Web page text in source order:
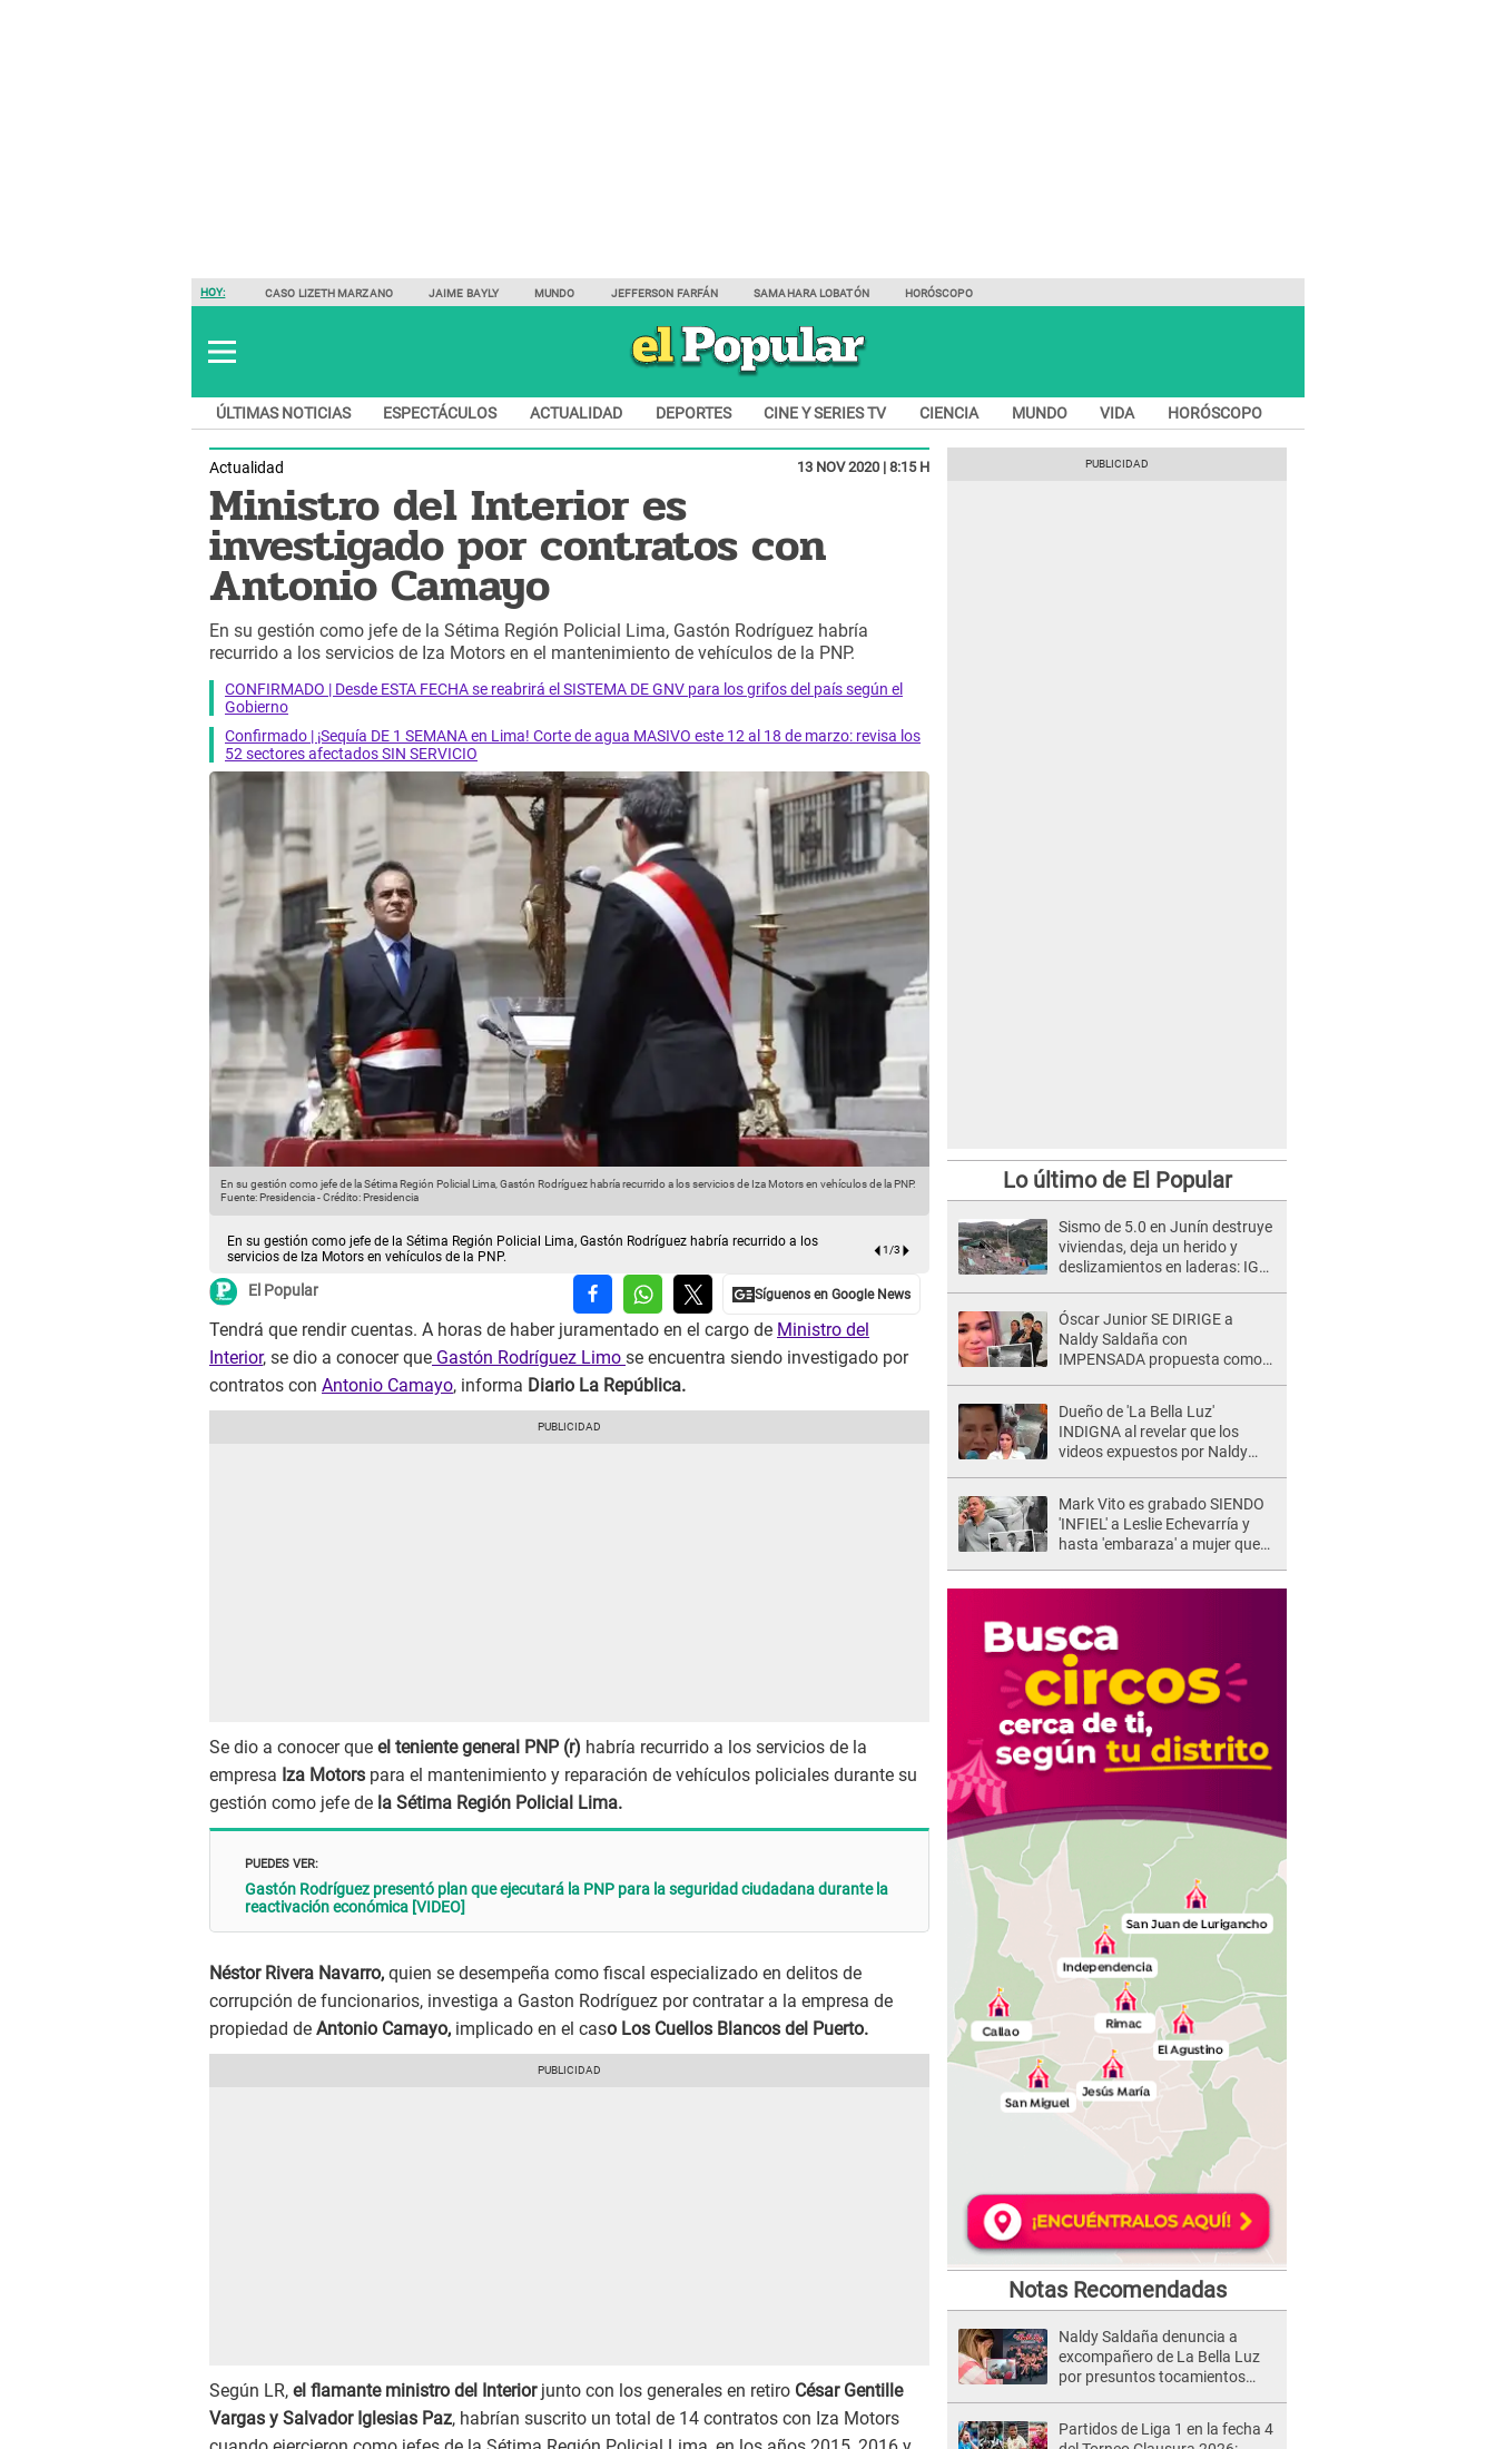
HOY: CASO LIZETH MARZANO JAIME BAYLY MUNDO JEFFERSON FARFÁN SAMAHARA LOBATÓN HORÓSCOPO
ÚLTIMAS NOTICIAS ESPECTÁCULOS ACTUALIDAD DEPORTES CINE Y SERIES TV CIENCIA MUNDO VIDA HORÓSCOPO
Actualidad 13 NOV 2020 | 8:15 H
Ministro del Interior es
investigado por contratos con
Antonio Camayo
En su gestión como jefe de la Sétima Región Policial Lima, Gastón Rodríguez habría
recurrido a los servicios de Iza Motors en el mantenimiento de vehículos de la PNP.
CONFIRMADO | Desde ESTA FECHA se reabrirá el SISTEMA DE GNV para los grifos del país según el
Gobierno
Confirmado | ¡Sequía DE 1 SEMANA en Lima! Corte de agua MASIVO este 12 al 18 de marzo: revisa los
52 sectores afectados SIN SERVICIO
En su gestión como jefe de la Sétima Región Policial Lima, Gastón Rodríguez habría recurrido a los servicios de Iza Motors en vehículos de la PNP.
Fuente: Presidencia-Crédito: Presidencia
En su gestión como jefe de la Sétima Región Policial Lima, Gastón Rodríguez habría recurrido a los servicios de Iza
Fuente: GLR-Crédito: GLR
En su gestión como jefe de la Sétima Región Policial Lima, Gastón Rodríguez habría recurrido a los
servicios de Iza Motors en vehículos de la PNP.
1 /3
El Popular
Tendrá que rendir cuentas. A horas de haber juramentado en el cargo de Ministro del
Interior, se dio a conocer que Gastón Rodríguez Limo se encuentra siendo investigado por
contratos con Antonio Camayo, informa Diario La República.
Se dio a conocer que el teniente general PNP (r) habría recurrido a los servicios de la
empresa Iza Motors para el mantenimiento y reparación de vehículos policiales durante su
gestión como jefe de la Sétima Región Policial Lima.
PUEDES VER:
Gastón Rodríguez presentó plan que ejecutará la PNP para la seguridad ciudadana durante la
reactivación económica [VIDEO]
Néstor Rivera Navarro, quien se desempeña como fiscal especializado en delitos de
corrupción de funcionarios, investiga a Gaston Rodríguez por contratar a la empresa de
propiedad de Antonio Camayo, implicado en el caso Los Cuellos Blancos del Puerto.
Según LR, el flamante ministro del Interior junto con los generales en retiro César Gentille
Vargas y Salvador Iglesias Paz, habrían suscrito un total de 14 contratos con Iza Motors
Lo último de El Popular
Sismo de 5.0 en Junín destruye
viviendas, deja un herido y
deslizamientos en laderas: IGP
Óscar Junior SE DIRIGE a
Naldy Saldaña con
IMPENSADA propuesta como
Dueño de 'La Bella Luz'
INDIGNA al revelar que los
videos expuestos por Naldy
Mark Vito es grabado SIENDO
'INFIEL' a Leslie Echevarría y
hasta 'embaraza' a mujer que
Notas Recomendadas
Naldy Saldaña denuncia a
excompañero de La Bella Luz
por presuntos tocamientos
Partidos de Liga 1 en la fecha 4